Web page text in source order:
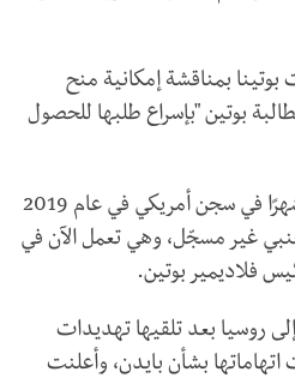
بمناقشة إمكانية منح
بوتين "بإسراع طلبها للحصول
حُكم على بوتينا بالسجن 18 شهرًا في سجن أمريكي في عام 2019
غير مسجّل، وهي تعمل الآن في
فلاديمير بوتين.
روسيا بعد تلقيها تهديدات
اتهاماتها بشأن بايدن، وأعلنت